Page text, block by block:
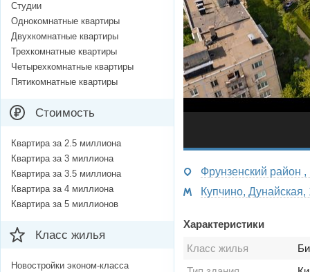
Фрунзенский район
Купчино,
Характеристики
Класс жилья
Студии
Однокомнатные квартиры
Двухкомнатные квартиры
Трехкомнатные квартиры
Четырехкомнатные квартиры
Пятикомнатные квартиры
Стоимость
Квартира за 2.5 миллиона
Квартира за 3 миллиона
Квартира за 3.5 миллиона
Квартира за 4 миллиона
Квартира за 5 миллионов
Класс жилья
Новостройки эконом-класса